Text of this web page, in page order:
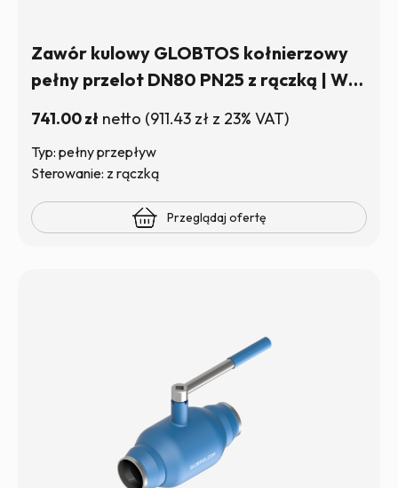
Zawór kulowy GLOBTOS kołnierzowy
pełny przelot DN80 PN25 z rączką | W
741.00zł netto (911.43 zł z 23% VAT)
Typ: pełny przepływ
Sterowanie: z rączką
Przeglądaj ofertę